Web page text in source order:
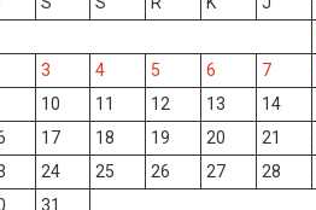
3
4 5 6 7
10
11 12 13 14
17 18 19 20 21
24 25 26 27 28
31